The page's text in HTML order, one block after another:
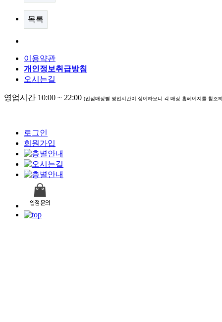
목록
이용약관
개인정보취급방침
오시는길
영업시간 10:00 ~ 22:00 (입점매장별 영업시간이 상이하오니 각 매장 홈페이지를 참조
로그인
회원가입